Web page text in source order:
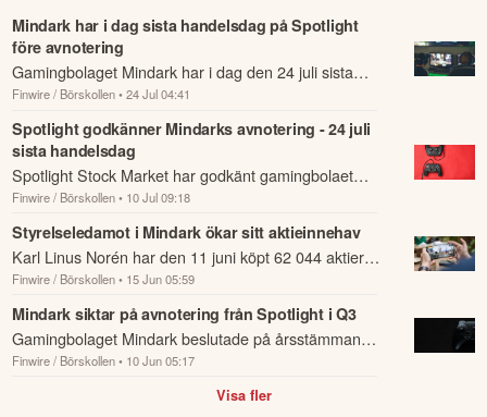
Mindark har i dag sista handelsdag på Spotlight
före avnotering
Gamingbolaget Mindark har i dag den 24 juli sista
handelsdag på Spotlight Stock Market före
avnotering.
Finwire / Börskollen • 24 Jul 04:41
Spotlight godkänner Mindarks avnotering - 24 juli
sista handelsdag
Spotlight Stock Market har godkänt gamingbolaet
Mindarks ansökan om frivillig avnotering.
Finwire / Börskollen • 10 Jul 09:18
Styrelseledamot i Mindark ökar sitt aktieinnehav
Karl Linus Norén har den 11 juni köpt 62 044 aktier i
gamingbolaget Mindark där han är styrelseledamot.
Finwire / Börskollen • 15 Jun 05:59
Mindark siktar på avnotering från Spotlight i Q3
Gamingbolaget Mindark beslutade på årsstämman
den 21 maj att ansöka om avnotering av bolagets
aktier från Spotlight Stock Market.
Finwire / Börskollen • 10 Jun 05:17
Visa fler